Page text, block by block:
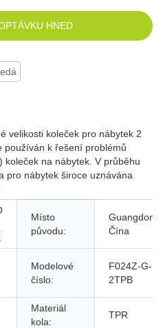
abychom se mohli
HNED
velikosti koleček pro nábytek 2
používán k řešení problémů
na nábytek. V průběhu
pro nábytek široce uznávána
Místo
původu:
Guangdong,
Čína
Modelové
číslo:
F024Z-G-
2TPB
Materiál
kola:
TPR